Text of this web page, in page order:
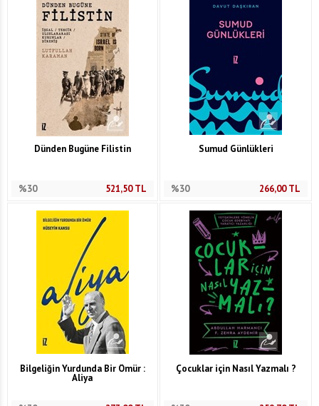
Dünden Bugüne Filistin
%30 521,50TL
Sumud Günlükleri
%30 266,00TL
Bilgeliğin Yurdunda Bir Ömür :
Aliya
Çocuklar için Nasıl Yazmalı ?